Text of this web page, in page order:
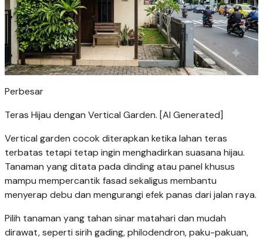
Perbesar
Teras Hijau dengan Vertical Garden. [AI Generated]
Vertical garden cocok diterapkan ketika lahan teras
terbatas tetapi tetap ingin menghadirkan suasana hijau.
Tanaman yang ditata pada dinding atau panel khusus
mampu mempercantik fasad sekaligus membantu
menyerap debu dan mengurangi efek panas dari jalan raya.
Pilih tanaman yang tahan sinar matahari dan mudah
dirawat, seperti sirih gading, philodendron, paku-pakuan,